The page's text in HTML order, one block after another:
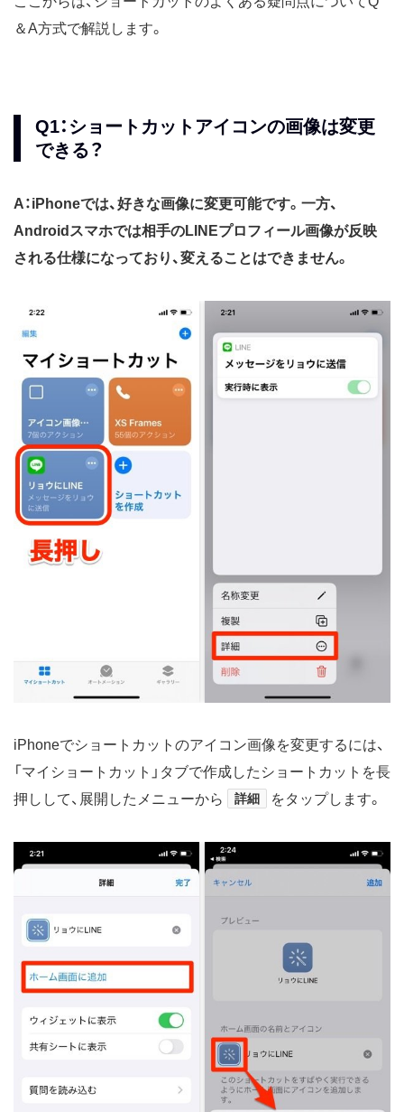
＆A方式で解説します。
Q1：ショートカットアイコンの画像は変更
できる？
A：iPhoneでは、好きな画像に変更可能です。一方、
Androidスマホでは相手のLINEプロフィール画像が反映
される仕様になっており、変えることはできません。
iPhoneでショートカットのアイコン画像を変更するには、
「マイショートカット」タブで作成したショートカットを長
押しして、展開したメニューから
詳細 をタップします。